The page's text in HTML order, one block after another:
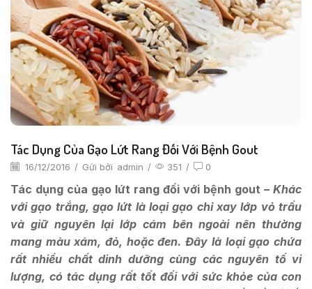
Tác Dụng Của Gạo Lứt Rang Đối Với Bệnh Gout
16/12/2016 / Gửi bởi admin / 351 / 0
Tác dụng của gạo lứt rang đối với bệnh gout – Khác
với gạo trắng, gạo lứt là loại gạo chỉ xay lớp vỏ trấu
và giữ nguyên lại lớp cám bên ngoài nên thường
mang màu xám, đỏ, hoặc đen. Đây là loại gạo chứa
rất nhiều chất dinh dưỡng cùng các nguyên tố vi
lượng, có tác dụng rất tốt đối với sức khỏe của con